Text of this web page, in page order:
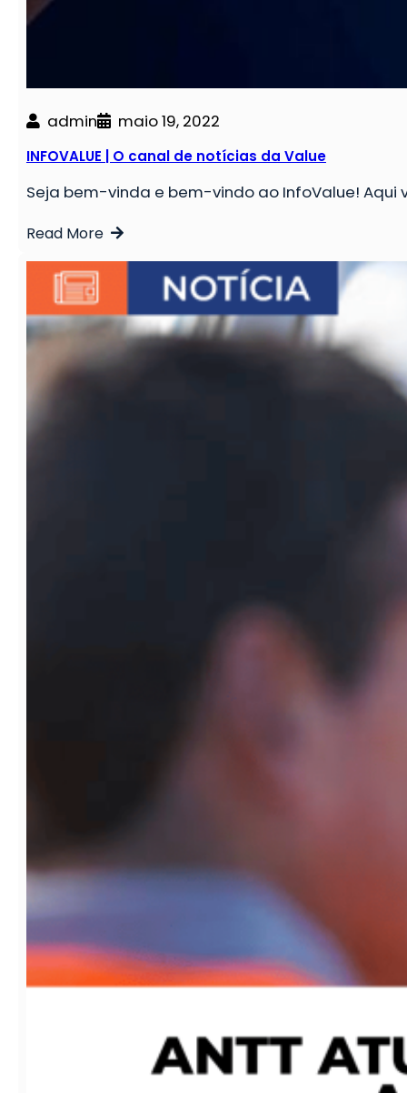
admin maio 19, 2022
INFOVALUE | O canal de notícias da Value
Seja bem-vinda e bem-vindo ao InfoValue! Aqui
Read More